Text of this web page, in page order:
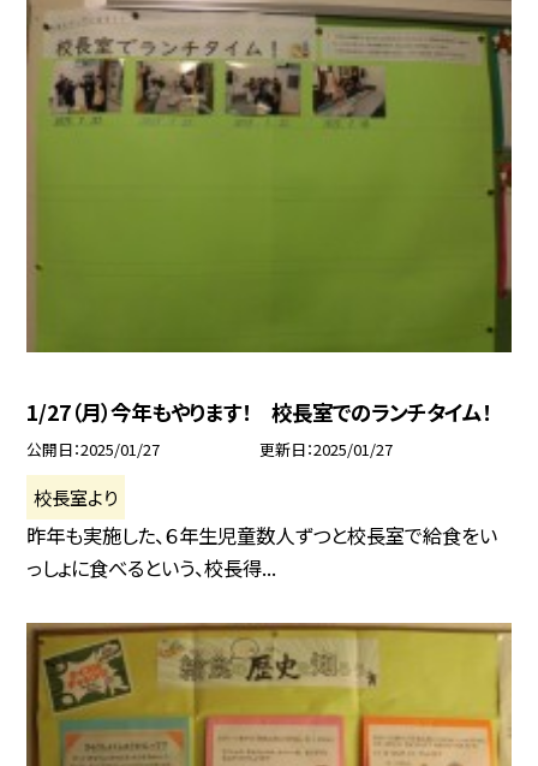
1/27（月）今年もやります！ 校長室でのランチタイム！
公開日 2025/01/27 更新日 2025/01/27
校長室より
昨年も実施した、６年生児童数人ずつと校長室で給食をい
っしょに食べるという、校長得...